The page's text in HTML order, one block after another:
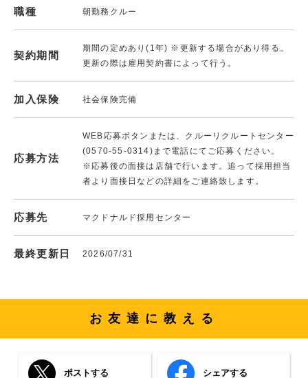
職種 朝勤務クルー
契約期間
期間の定めあり(1年) ※更新する場合があり得る。
更新の際は雇用契約書によって行う。
加入保険 社会保険完備
応募方法
WEB応募ボタンまたは、クルーリクルートセンター
(0570-55-0314)まで電話にてご応募ください。
※応募後の面接は店舗で行います。追って採用担当
者より面接日などの詳細をご連絡致します。
応募先 マクドナルド採用センター
最終更新日 2026/07/31
お友達に教える
ポストする シェアする